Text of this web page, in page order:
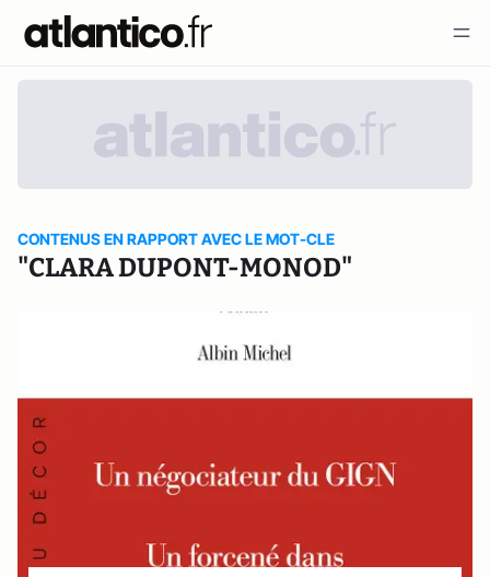
CONTENUS EN RAPPORT AVEC LE MOT-CLE
"CLARA DUPONT-MONOD"